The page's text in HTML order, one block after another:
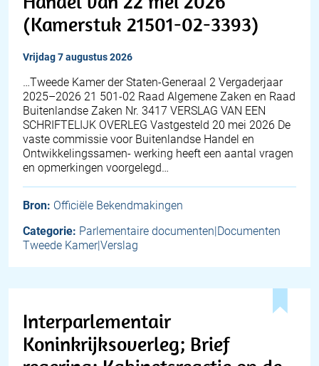
(Kamerstuk 21501-02-3393)
vrijdag 7 augustus 2026
…Tweede Kamer der Staten-Generaal 2 Vergaderjaar
2025–2026 21 501-02 Raad Algemene Zaken en Raad
Buitenlandse Zaken Nr. 3417 VERSLAG VAN EEN
SCHRIFTELIJK OVERLEG Vastgesteld 20 mei 2026 De
vaste commissie voor Buitenlandse Handel en
Ontwikkelingssamen- werking heeft een aantal vragen
en opmerkingen voorgelegd…
Bron: Officiële Bekendmakingen
Categorie: Parlementaire documenten|Documenten
Tweede Kamer|Verslag
Interparlementair
Koninkrijksoverleg; Brief